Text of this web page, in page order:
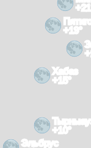
+19°
+10°
Эльбрус
Хабаз
+15°